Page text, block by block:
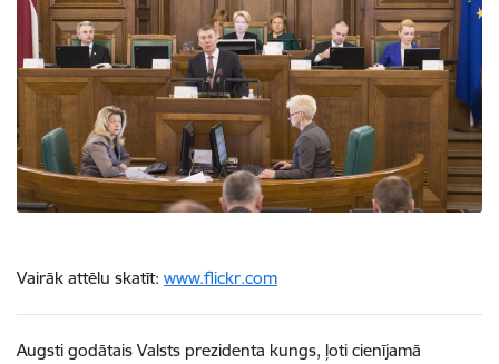
Vairāk attēlu skatīt: www.flickr.com
Augsti godātais Valsts prezidenta kungs, ļoti cienījamā